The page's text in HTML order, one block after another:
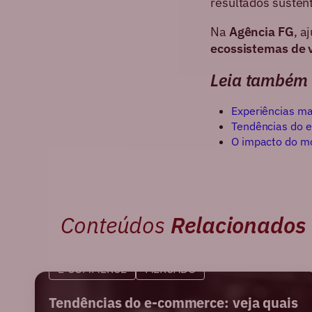
Na Agência FG,
ecossistemas de
Leia também
Experiências
Tendências do
O impacto do
Conteúdos Relacionados
E-COMMERCE MERCADO
Tendências do e-commerce: veja quais